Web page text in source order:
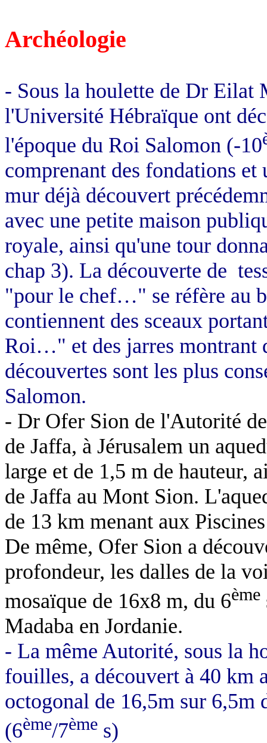
Archéologie
- Sous la houlette de Dr Eilat
l'Université Hébraïque ont
l'époque du Roi Salomon (-10
comprenant des fondations
mur déjà découvert
avec une petite maison
royale, ainsi qu'une tour
chap 3). La découverte de
"pour le chef…" se réfère au
contiennent des sceaux
Roi…" et des jarres montrant
découvertes sont les plus
Salomon.
- Dr Ofer Sion de l'Autorité
de Jaffa, à Jérusalem un
large et de 1,5 m de hauteur,
de Jaffa au Mont Sion.
de 13 km menant aux
De même, Ofer Sion a
profondeur, les dalles de la
mosaïque de 16x8 m, du 6ème
Madaba en Jordanie.
- La même Autorité, sous la
fouilles, a découvert à 40 km
octogonal de 16,5m sur 6,5m
(6ème/7ème s)